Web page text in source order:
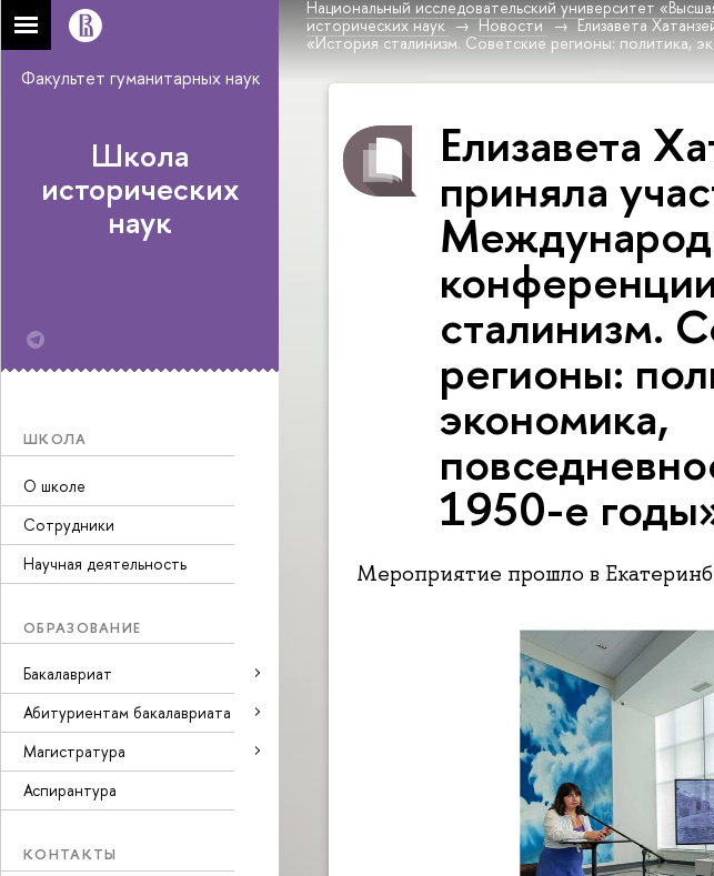
Национальный исследовательский университет
исторических наук
Новости
Елизавета
«История сталинизм. Советские регионы: политика,
Факультет гуманитарных наук
Школа
исторических
наук
ШКОЛА
О школе
Сотрудники
Научная деятельность
ОБРАЗОВАНИЕ
Бакалавриат
Абитуриентам бакалавриата
Магистратура
Аспирантура
КОНТАКТЫ
Елизавета
приняла
сталинизм.
регионы:
экономика,
1950-е
Мероприятие прошло в